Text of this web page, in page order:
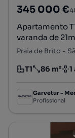
345 000 €
Apartamento
varanda de
Tipologia
T1
Preço por metro
86 m²
Andar
Garvetur -
Profissional